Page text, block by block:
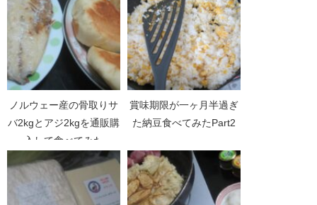
ノルウェー産の骨取りサ
バ2kgとアジ2kgを通販購
入して食べてみた
賞味期限が一ヶ月半過ぎ
た納豆食べてみたPart2